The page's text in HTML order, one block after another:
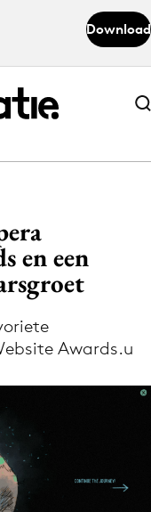
Download
Abonneer nu
Abonneer nu
Adformatie
en een
Awards.u